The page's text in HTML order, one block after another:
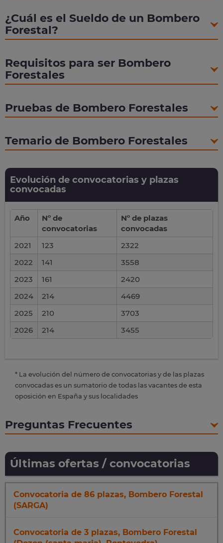
¿Cuál es el Sueldo de un Bombero
Forestal?
Requisitos para ser Bombero
Forestales
Pruebas de Bombero Forestales
Temario de Bombero Forestales
Evolución de convocatorias y plazas
convocadas
Año
Nº de
convocatorias
Nº de plazas
convocadas
2021
123
2322
2022
141
3558
2023
161
2420
2024
214
4469
2025
210
3703
2026
214 3455
* La evolución del número de convocatorias y de las plazas
convocadas es un sumatorio de todas las vacantes de esta
oposición en España y sus localidades
Preguntas Frecuentes
Últimas ofertas / convocatorias
Convocatoria de 86 plazas, Bombero Forestal
(SARGA)
Convocatoria de 3 plazas, Bombero Forestal